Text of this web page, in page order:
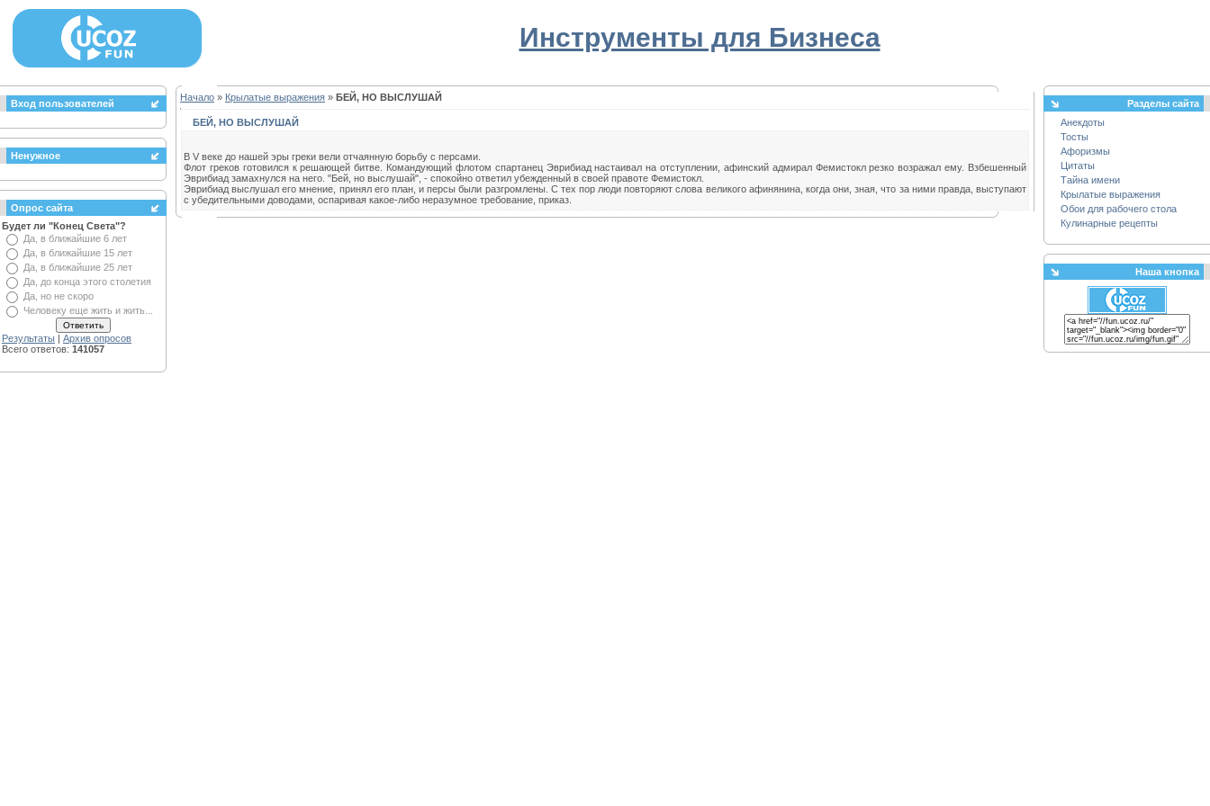
Инструменты для Бизнеса
Вход пользователей
Ненужное
Опрос сайта
Будет ли "Конец Света"?
Да, в ближайшие 6 лет
Да, в ближайшие 15 лет
Да, в ближайшие 25 лет
Да, до конца этого столетия
Да, но не скоро
Человеку еще жить и жить...
Результаты | Архив опросов
Всего ответов: 141057
Начало » Крылатые выражения » БЕЙ, НО ВЫСЛУШАЙ
БЕЙ, НО ВЫСЛУШАЙ
В V веке до нашей эры греки вели отчаянную борьбу с персами.
Флот греков готовился к решающей битве. Командующий флотом спартанец Эврибиад настаивал на отступлении, афинский адмирал Фемистокл резко возражал ему. Взбешенный
Эврибиад замахнулся на него. "Бей, но выслушай", - спокойно ответил убежденный в своей правоте Фемистокл.
Эврибиад выслушал его мнение, принял его план, и персы были разгромлены. С тех пор люди повторяют слова великого афинянина, когда они, зная, что за ними правда, выступают
с убедительными доводами, оспаривая какое-либо неразумное требование, приказ.
Разделы сайта
Анекдоты
Тосты
Афоризмы
Цитаты
Тайна имени
Крылатые выражения
Обои для рабочего стола
Кулинарные рецепты
Наша кнопка